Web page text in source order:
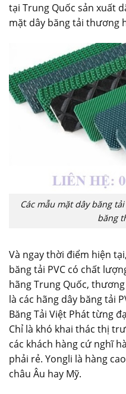
tại Trung Quốc sản xuất
mặt dây băng tải thương
Các mẫu mặt dây băng
băng
Và ngay thời điểm hiện
băng tải PVC có chất
hãng Trung Quốc,
là các hãng dây băng tải
Băng Tải Việt Phát từng
Chỉ là khó khai thác thị
các khách hàng cứ nghĩ
phải rẻ. Yongli là hàng
châu Âu hay Mỹ.